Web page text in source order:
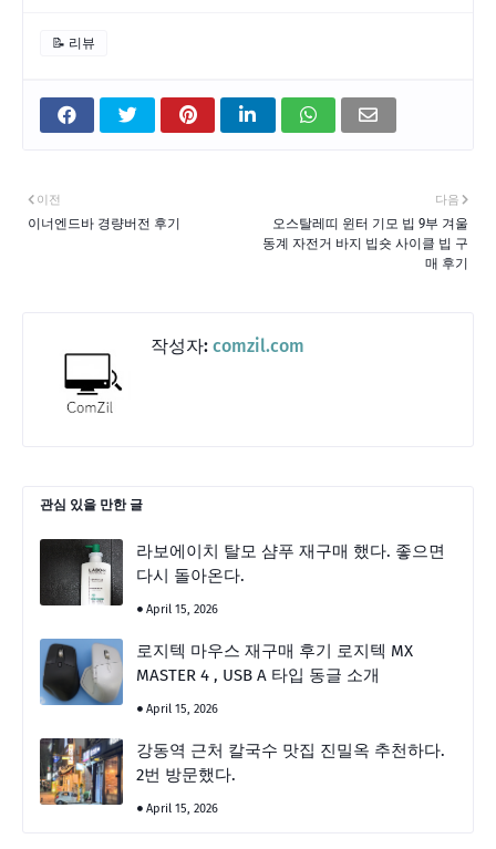
📝 리뷰
다음
오스탈레띠 윈터 기모 빕 9부 겨울
동계 자전거 바지 빕숏 사이클 빕 구
매 후기
이전
이너엔드바 경량버전 후기
작성자: comzil.com
관심 있을 만한 글
라보에이치 탈모 샴푸 재구매 했다. 좋으면
다시 돌아온다.
April 15, 2026
로지텍 마우스 재구매 후기 로지텍 MX
MASTER 4 , USB A 타입 동글 소개
April 15, 2026
강동역 근처 칼국수 맛집 진밀옥 추천하다.
2번 방문했다.
April 15, 2026